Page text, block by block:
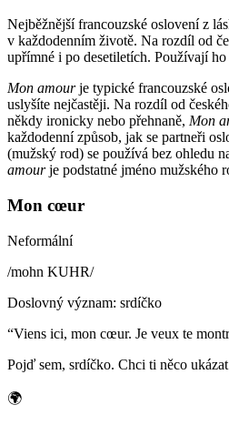
Nejběžnější francouzské oslovení z
v každodenním životě. Na rozdíl od
upřímné i po desetiletích. Používají
Mon amourje typické francouzské
uslyšíte nejčastěji. Na rozdíl od
někdy ironicky nebo přehnaně, Mon
každodenní způsob, jak se partneři
(mužský rod) se používá bez ohledu
amourje podstatné jméno mužského
Mon cœur
Neformální
/mohn KUHR/
Doslovný význam: srdíčko
“Viens ici, mon cœur. Je veux te
Pojď sem, srdíčko. Chci ti něco
🌍